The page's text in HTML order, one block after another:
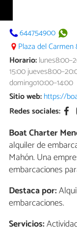
644754900
Plaza del Carmen
Horario:
15:00
domingo10:00–14:00
Sitio web:https://
Redes sociales:
Boat Charter
alquiler de
Mahón. Una
embarcaciones
Destaca por:
embarcaciones.
Servicios: